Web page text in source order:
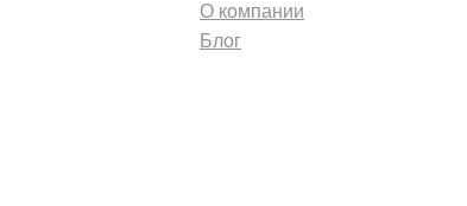
О компании
Блог